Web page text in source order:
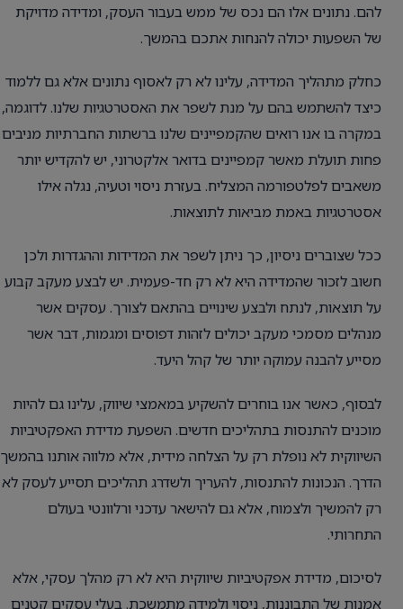
להם. נתונים אלו הם נכס של ממש בעבור העסק, ומדידה מדויקת
של השפעות יכולה להנחות אתכם בהמשך.
כחלק מתהליך המדידה, עלינו לא רק לאסוף נתונים אלא גם ללמוד
כיצד להשתמש בהם על מנת לשפר את האסטרטגיות שלנו. לדוגמה,
במקרה בו אנו רואים שהקמפיינים שלנו ברשתות החברתיות מניבים
פחות תועלת מאשר קמפיינים בדואר אלקטרוני, יש להקדיש יותר
משאבים לפלטפורמה המצליח. בעזרת ניסוי וטעיה, נגלה אילו
אסטרטגיות באמת מביאות לתוצאות.
ככל שצוברים ניסיון, כך ניתן לשפר את המדידות וההגדרות ולכן
חשוב לזכור שהמדידה היא לא רק חד-פעמית. יש לבצע מעקב קבוע
על תוצאות, לנתח ולבצע שינויים בהתאם לצורך. עסקים אשר
מנהלים מסמכי מעקב יכולים לזהות דפוסים ומגמות, דבר אשר
מסייע להבנה עמוקה יותר של קהל היעד.
לבסוף, כאשר אנו בוחרים להשקיע במאמצי שיווק, עלינו גם להיות
מוכנים להתנסות בתהליכים חדשים. השפעת מדידת האפקטיביות
השיווקית לא נופלת רק על הצלחה מידית, אלא מלווה אותנו בהמשך
הדרך. הנכונות להתנסות, להעריך ולשדרג תהליכים תסייע לעסק לא
רק להמשיך ולצמוח, אלא גם להישאר עדכני ורלוונטי בעולם
התחרותי.
לסיכום, מדידת אפקטיביות שיווקית היא לא רק מהלך עסקי, אלא
אמנות של התבוננות, ניסוי ולמידה מתמשכת. בעלי עסקים קטנים